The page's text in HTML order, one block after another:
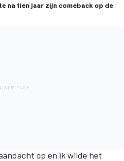
na tien jaar zijn comeback op de
op en ik wilde het